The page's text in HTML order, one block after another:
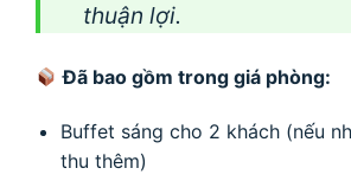
thuận lợi.
Đã bao gồm trong giá phòng:
Buffet sáng cho 2 khách (nếu
thu thêm)